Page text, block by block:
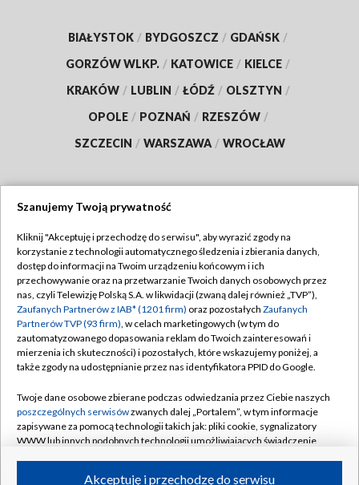
BIAŁYSTOK / BYDGOSZCZ / GDAŃSK /
GORZÓW WLKP. / KATOWICE / KIELCE /
KRAKÓW / LUBLIN / ŁÓDŹ / OLSZTYN /
OPOLE / POZNAŃ / RZESZÓW /
SZCZECIN / WARSZAWA / WROCŁAW
TVP
Abonament TVP
Emisja w TVP
Centrum informacji TVP
Naziemna Telewizja Cyfrowa
Rada Programowa
System NOS
Informacje o nadawcy
Regulamin TVP
Polityka prywatności
Moje zgody
Pomoc
Kontakt
Kanały
Szanujemy Twoją prywatność
Kliknij "Akceptuję i przechodzę do serwisu", aby wyrazić zgody na
korzystanie z technologii automatycznego śledzenia i zbierania danych,
dostęp do informacji na Twoim urządzeniu końcowym i ich
przechowywanie oraz na przetwarzanie Twoich danych osobowych przez
nas, czyli Telewizję Polską S.A. w likwidacji (zwaną dalej również „TVP”),
Zaufanych Partnerów z IAB* (1201 firm) oraz pozostałych Zaufanych
Partnerów TVP (93 firm), w celach marketingowych (w tym do
zautomatyzowanego dopasowania reklam do Twoich zainteresowań i
mierzenia ich skuteczności) i pozostałych, które wskazujemy poniżej, a
także zgody na udostępnianie przez nas identyfikatora PPID do Google.
Twoje dane osobowe zbierane podczas odwiedzania przez Ciebie naszych
poszczególnych serwisówzwanych dalej „Portalem”, w tym informacje
zapisywane za pomocą technologii takich jak: pliki cookie, sygnalizatory
WWW lub innych podobnych technologii umożliwiających świadczenie
Akceptuję i przechodzę do serwisu